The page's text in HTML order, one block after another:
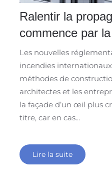
Ralentir la
commence par
Les nouvelles
incendies
méthodes de
architectes et les
la façade d’un œil plus
titre, car en cas...
Lire la suite